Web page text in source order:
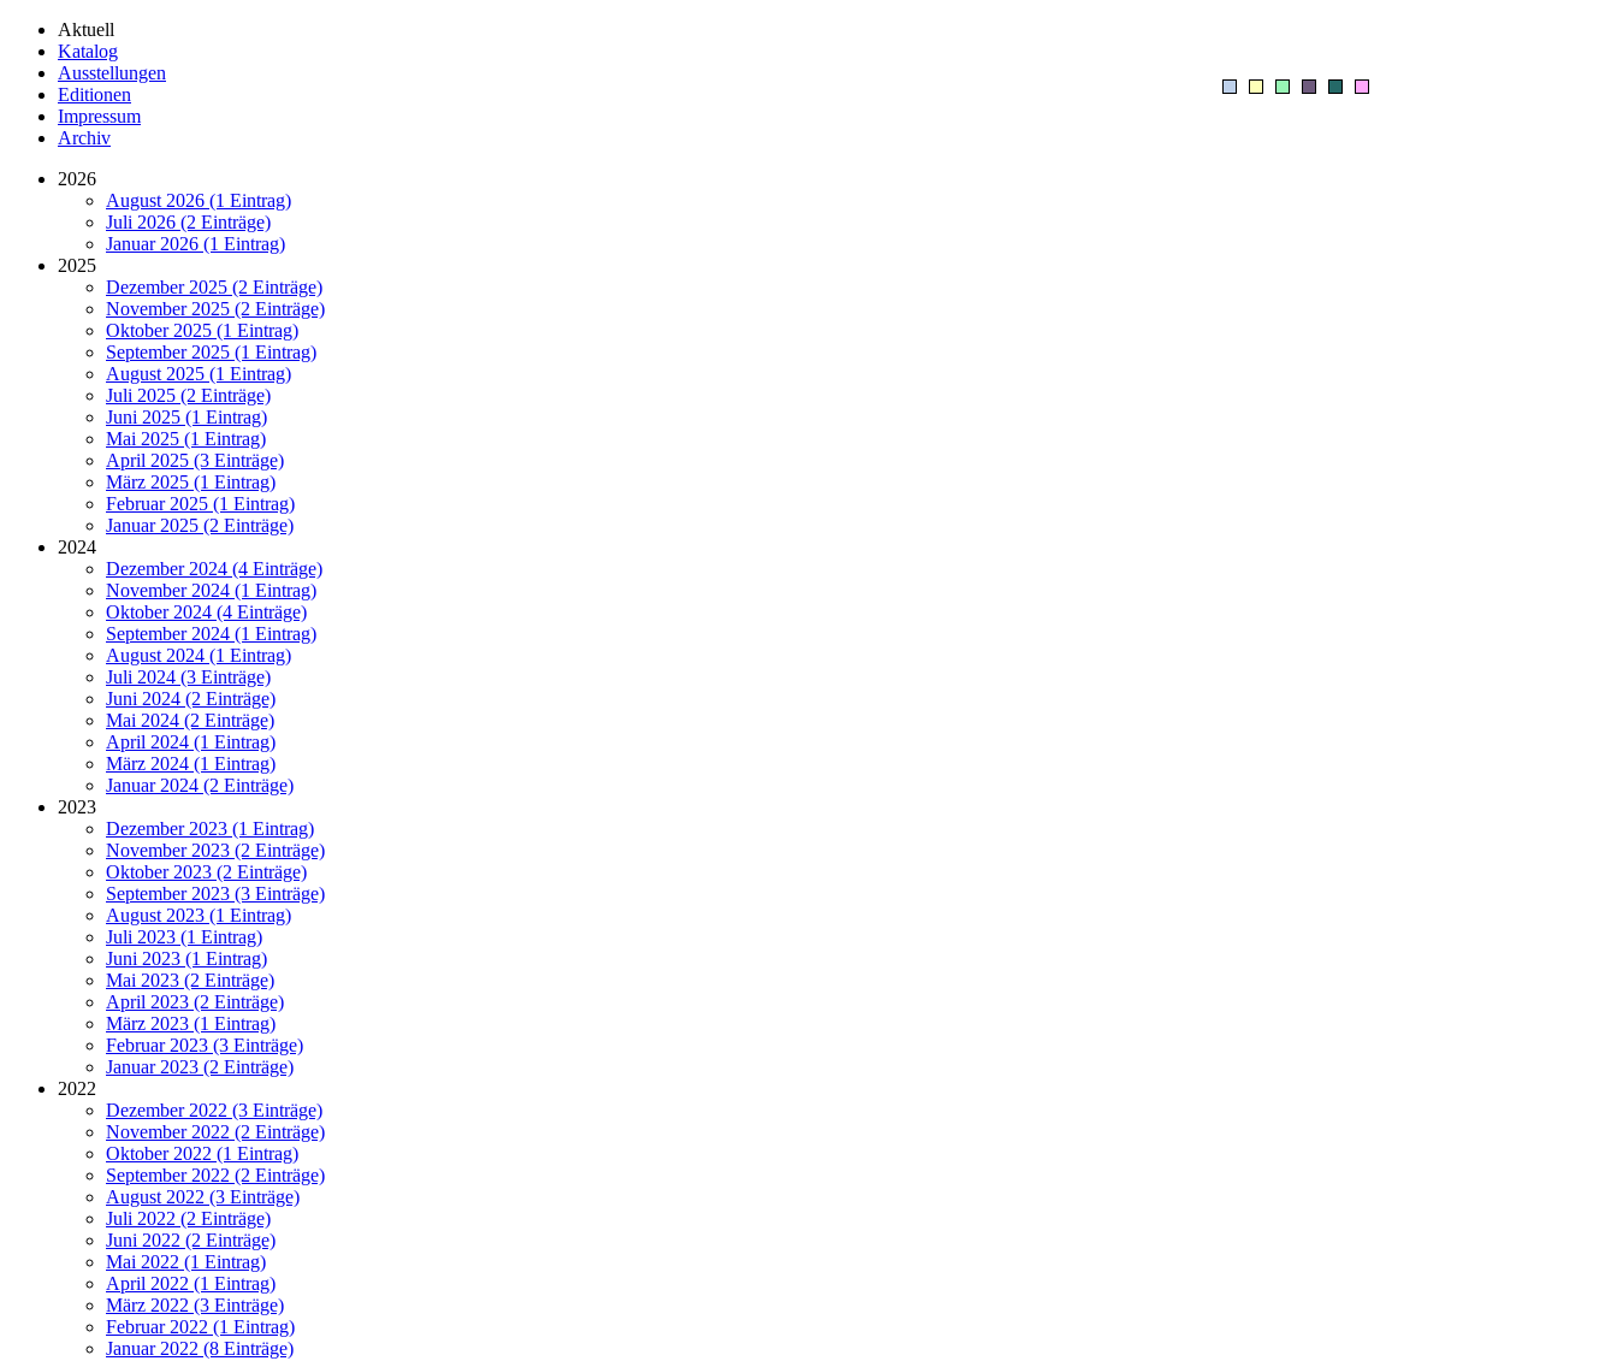
Aktuell
Katalog
Ausstellungen
Editionen
Impressum
Archiv
2026
August 2026 (1 Eintrag)
Juli 2026 (2 Einträge)
Januar 2026 (1 Eintrag)
2025
Dezember 2025 (2 Einträge)
November 2025 (2 Einträge)
Oktober 2025 (1 Eintrag)
September 2025 (1 Eintrag)
August 2025 (1 Eintrag)
Juli 2025 (2 Einträge)
Juni 2025 (1 Eintrag)
Mai 2025 (1 Eintrag)
April 2025 (3 Einträge)
März 2025 (1 Eintrag)
Februar 2025 (1 Eintrag)
Januar 2025 (2 Einträge)
2024
Dezember 2024 (4 Einträge)
November 2024 (1 Eintrag)
Oktober 2024 (4 Einträge)
September 2024 (1 Eintrag)
August 2024 (1 Eintrag)
Juli 2024 (3 Einträge)
Juni 2024 (2 Einträge)
Mai 2024 (2 Einträge)
April 2024 (1 Eintrag)
März 2024 (1 Eintrag)
Januar 2024 (2 Einträge)
2023
Dezember 2023 (1 Eintrag)
November 2023 (2 Einträge)
Oktober 2023 (2 Einträge)
September 2023 (3 Einträge)
August 2023 (1 Eintrag)
Juli 2023 (1 Eintrag)
Juni 2023 (1 Eintrag)
Mai 2023 (2 Einträge)
April 2023 (2 Einträge)
März 2023 (1 Eintrag)
Februar 2023 (3 Einträge)
Januar 2023 (2 Einträge)
2022
Dezember 2022 (3 Einträge)
November 2022 (2 Einträge)
Oktober 2022 (1 Eintrag)
September 2022 (2 Einträge)
August 2022 (3 Einträge)
Juli 2022 (2 Einträge)
Juni 2022 (2 Einträge)
Mai 2022 (1 Eintrag)
April 2022 (1 Eintrag)
März 2022 (3 Einträge)
Februar 2022 (1 Eintrag)
Januar 2022 (8 Einträge)